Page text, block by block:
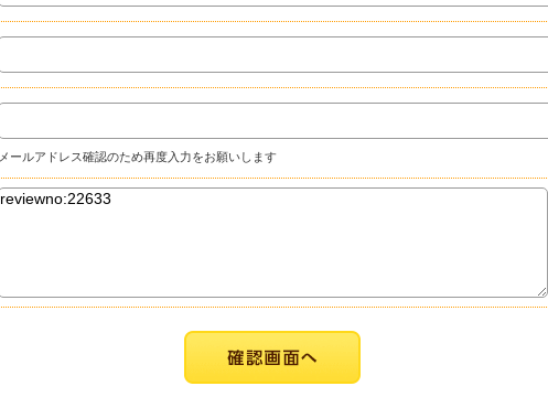
メールアドレス確認のため再度入力をお願いします